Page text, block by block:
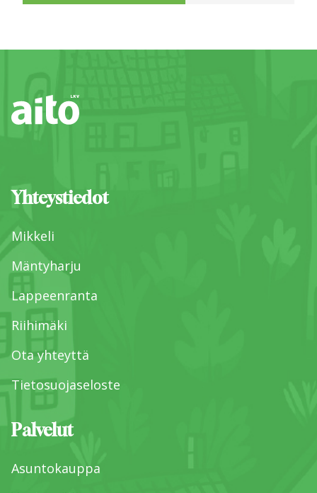
Yhteystiedot
Mikkeli
Mäntyharju
Lappeenranta
Riihimäki
Ota yhteyttä
Tietosuojaseloste
Palvelut
Asuntokauppa